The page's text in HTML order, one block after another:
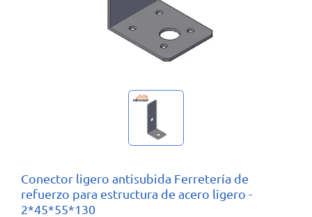
Conector ligero antisubida Ferretería de
refuerzo para estructura de acero ligero -
2*45*55*130